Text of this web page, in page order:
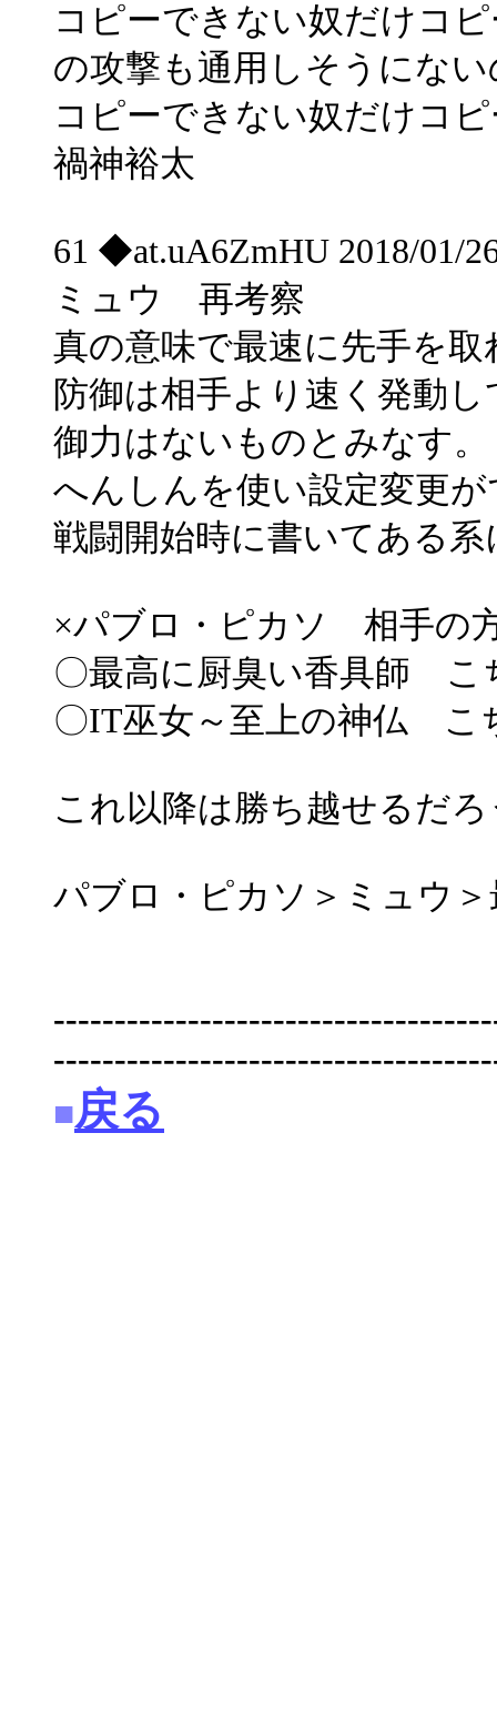
コピーできない奴だけコ
の攻撃も通用しそうにな
コピーできない奴だけコ
禍神裕太
61 ◆at.uA6ZmHU 2018/01/
ミュウ 再考察
真の意味で最速に先手を取
防御は相手より速く発動
御力はないものとみなす。
へんしんを使い設定変更
戦闘開始時に書いてある
×パブロ・ピカソ 相手の
〇最高に厨臭い香具師 こ
〇IT巫女～至上の神仏 こ
これ以降は勝ち越せるだろ
パブロ・ピカソ＞ミュウ
■戻る